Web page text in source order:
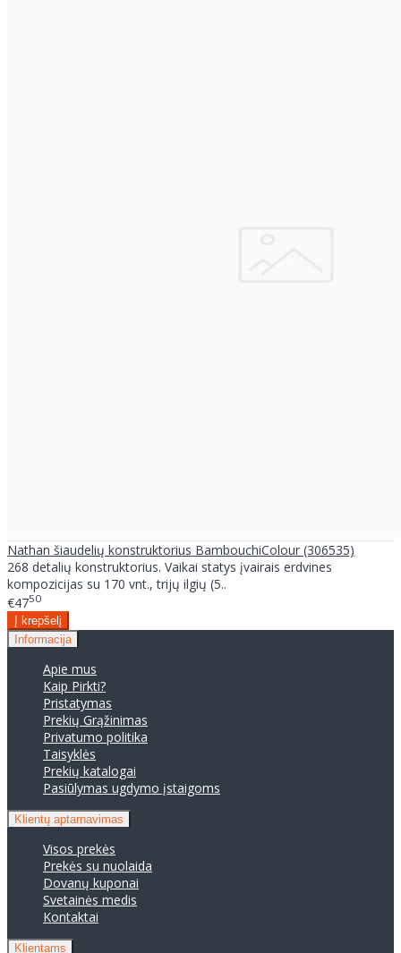
Nathan šiaudelių konstruktorius BambouchiColour (306535)
268 detalių konstruktorius. Vaikai statys įvairais erdvines
kompozicijas su 170 vnt., trijų ilgių (5..
€4750
Informacija
Apie mus
Kaip Pirkti?
Pristatymas
Prekių Grąžinimas
Privatumo politika
Taisyklės
Prekių katalogai
Pasiūlymas ugdymo įstaigoms
Klientų aptarnavimas
Visos prekės
Prekės su nuolaida
Dovanų kuponai
Svetainės medis
Kontaktai
Klientams